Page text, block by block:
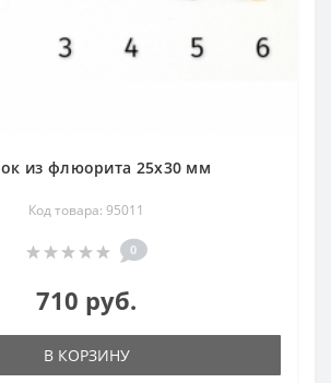
из флюорита 25х30 мм
Код товара: 95011
0
710 руб.
В КОРЗИНУ